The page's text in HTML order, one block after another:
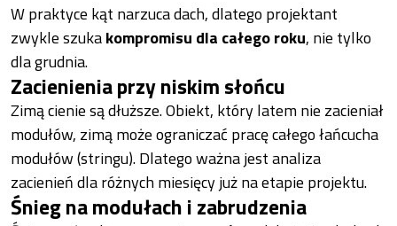
W praktyce kąt narzuca dach, dlatego projektant
zwykle szukakompromisu dla całego roku, nie tylko
dla grudnia.
Zacienienia przy niskim słońcu
Zimą cienie są dłuższe. Obiekt, który latem nie zacieniał
modułów, zimą może ograniczać pracę całego łańcucha
modułów (stringu). Dlatego ważna jest analiza
zacienień dla różnych miesięcy już na etapie projektu.
Śnieg na modułach i zabrudzenia